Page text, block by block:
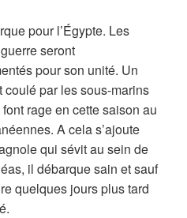
pour l’Égypte. Les
seront
pour son unité. Un
par les sous-marins
rage en cette saison au
A cela s’ajoute
qui sévit au sein de
il débarque sain et sauf
quelques jours plus tard